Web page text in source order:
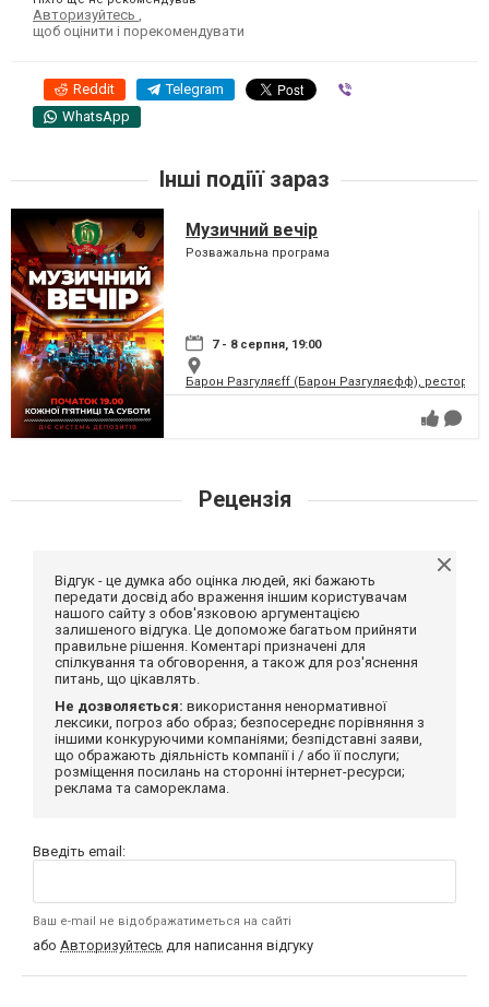
Авторизуйтесь
щоб оцінити і порекомендувати
Reddit Telegram
WhatsApp
Інші подіїї зараз
Музичний вечір
Розважальна програма
7 - 8 серпня, 19:00
Барон Разгуляєff (Барон Разгуляєфф),
Рецензія
Відгук - це думка або оцінка людей, які бажають
передати досвід або враження іншим користувачам
нашого сайту з обов'язковою аргументацією
залишеного відгука. Це допоможе багатьом прийняти
правильне рішення. Коментарі призначені для
спілкування та обговорення, а також для роз'яснення
питань, що цікавлять.
Не дозволяється: використання ненормативної
лексики, погроз або образ; безпосереднє порівняння з
іншими конкуруючими компаніями; безпідставні заяви,
що ображають діяльність компанії і / або її послуги;
розміщення посилань на сторонні інтернет-ресурси;
реклама та самореклама.
Введіть email:
Ваш e-mail не відображатиметься на сайті
або Авторизуйтесь для написання відгуку